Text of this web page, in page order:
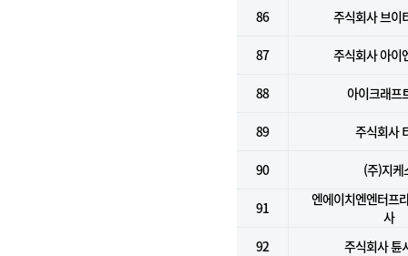
86 주식회사 브이
87 주식회사 아이
88 아이크래프
89 주식회사
90 (주)지케
91
엔에이치엔엔터프
사
92
주식회사 튠